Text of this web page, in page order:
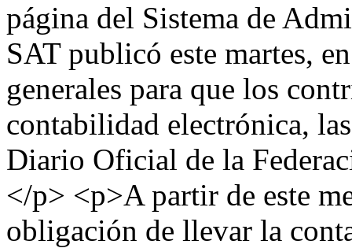
página del Sistema de
SAT publicó este martes,
generales para que los
contabilidad electrónica,
Diario Oficial de la
</p> <p>A partir de este
obligación de llevar la